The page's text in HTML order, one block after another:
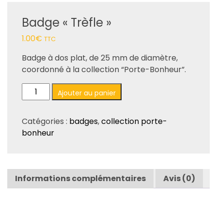
Badge « Trèfle »
1.00€ TTC
Badge à dos plat, de 25 mm de diamètre,
coordonné à la collection “Porte-Bonheur”.
quantité
de
"Trèfle"
Ajouter au panier
Catégories : badges,collection porte-
bonheur
Informations complémentaires Avis (0)